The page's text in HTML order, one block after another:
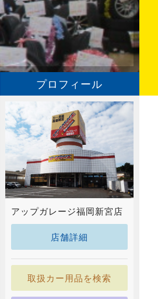
プロフィール
アップガレージ福岡新宮店
店舗詳細
取扱カー用品を検索